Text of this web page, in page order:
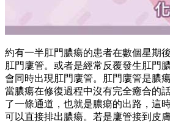
約有一半肛門膿瘍的患者在數個星期
肛門廔管。或者是經常反覆發生肛門
會同時出現肛門廔管。肛門廔管是膿
當膿瘍在修復過程中沒有完全癒合的
了一條通道，也就是膿瘍的出路，這
可以直接排出膿瘍。若是廔管接到皮